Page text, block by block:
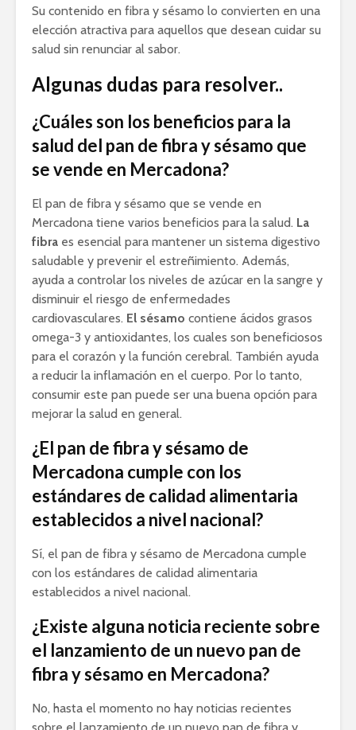
Su contenido en fibra y sésamo lo convierten en una
elección atractiva para aquellos que desean cuidar su
salud sin renunciar al sabor.
Algunas dudas para resolver..
¿Cuáles son los beneficios para la
salud del pan de fibra y sésamo que
se vende en Mercadona?
El pan de fibra y sésamo que se vende en
Mercadona tiene varios beneficios para la salud. La
fibra es esencial para mantener un sistema digestivo
saludable y prevenir el estreñimiento. Además,
ayuda a controlar los niveles de azúcar en la sangre y
disminuir el riesgo de enfermedades
cardiovasculares. El sésamo contiene ácidos grasos
omega-3 y antioxidantes, los cuales son beneficiosos
para el corazón y la función cerebral. También ayuda
a reducir la inflamación en el cuerpo. Por lo tanto,
consumir este pan puede ser una buena opción para
mejorar la salud en general.
¿El pan de fibra y sésamo de
Mercadona cumple con los
estándares de calidad alimentaria
establecidos a nivel nacional?
Sí, el pan de fibra y sésamo de Mercadona cumple
con los estándares de calidad alimentaria
establecidos a nivel nacional.
¿Existe alguna noticia reciente sobre
el lanzamiento de un nuevo pan de
fibra y sésamo en Mercadona?
No, hasta el momento no hay noticias recientes